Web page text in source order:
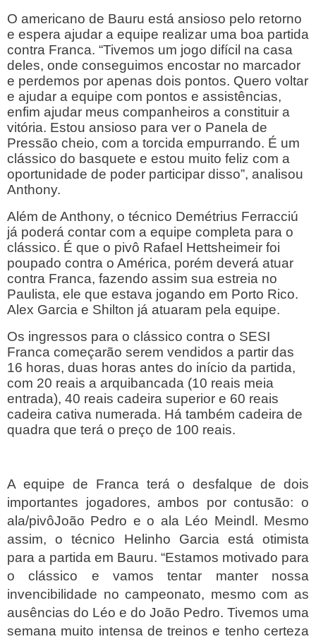
O americano de Bauru está ansioso pelo retorno
e espera ajudar a equipe realizar uma boa partida
contra Franca. “Tivemos um jogo difícil na casa
deles, onde conseguimos encostar no marcador
e perdemos por apenas dois pontos. Quero voltar
e ajudar a equipe com pontos e assistências,
enfim ajudar meus companheiros a constituir a
vitória. Estou ansioso para ver o Panela de
Pressão cheio, com a torcida empurrando. É um
clássico do basquete e estou muito feliz com a
oportunidade de poder participar disso”, analisou
Anthony.
Além de Anthony, o técnico Demétrius Ferracciú
já poderá contar com a equipe completa para o
clássico. É que o pivô Rafael Hettsheimeir foi
poupado contra o América, porém deverá atuar
contra Franca, fazendo assim sua estreia no
Paulista, ele que estava jogando em Porto Rico.
Alex Garcia e Shilton já atuaram pela equipe.
Os ingressos para o clássico contra o SESI
Franca começarão serem vendidos a partir das
16 horas, duas horas antes do início da partida,
com 20 reais a arquibancada (10 reais meia
entrada), 40 reais cadeira superior e 60 reais
cadeira cativa numerada. Há também cadeira de
quadra que terá o preço de 100 reais.
A equipe de Franca terá o desfalque de dois
importantes jogadores, ambos por contusão: o
ala/pivôJoão Pedro e o ala Léo Meindl. Mesmo
assim, o técnico Helinho Garcia está otimista
para a partida em Bauru. “Estamos motivado para
o clássico e vamos tentar manter nossa
invencibilidade no campeonato, mesmo com as
ausências do Léo e do João Pedro. Tivemos uma
semana muito intensa de treinos e tenho certeza